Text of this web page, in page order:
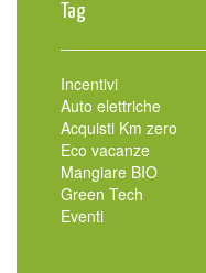
Tag
Incentivi
Auto elettriche
Acquisti Km zero
Eco vacanze
Mangiare BIO
Green Tech
Eventi